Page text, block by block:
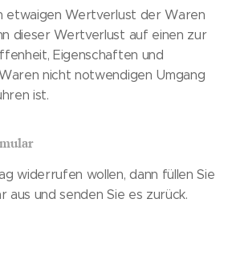
etwaigen Wertverlust der Waren
dieser Wertverlust auf einen zur
Eigenschaften und
nicht notwendigen Umgang
ist.
widerrufen wollen, dann füllen Sie
aus und senden Sie es zurück.